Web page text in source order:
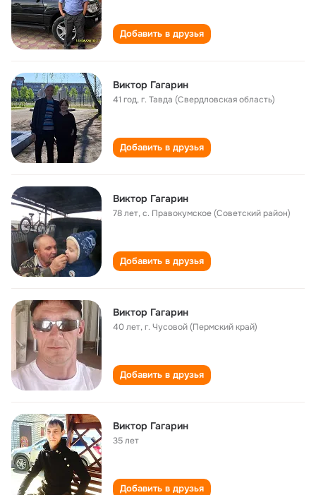
Добавить в друзья
Виктор Гагарин
41 год,г. Тавда (Свердловская область)
Добавить в друзья
Виктор Гагарин
78 лет,с. Правокумское (Советский район)
Добавить в друзья
Виктор Гагарин
40 лет,г. Чусовой (Пермский край)
Добавить в друзья
Виктор Гагарин
35 лет
Добавить в друзья